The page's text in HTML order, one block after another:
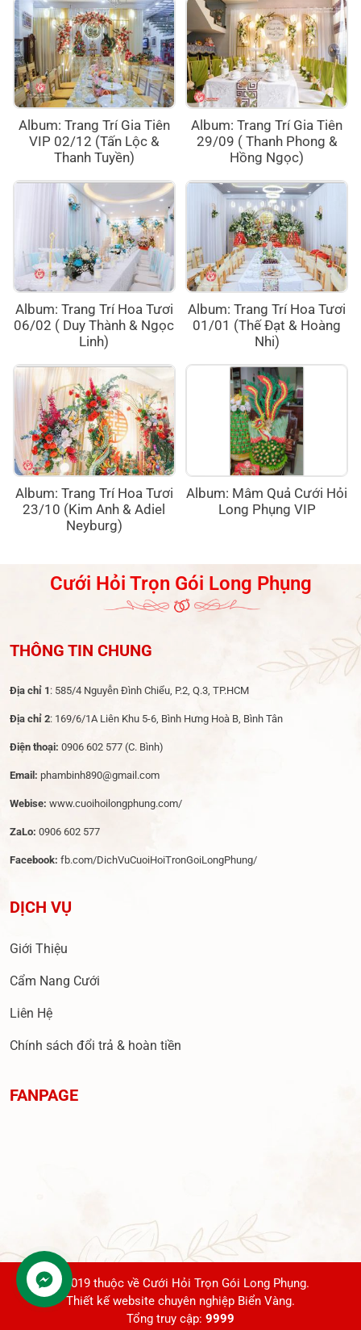
Album: Trang Trí Gia Tiên
VIP 02/12 (Tấn Lộc &
Thanh Tuyền)
Album: Trang Trí Gia Tiên
29/09 ( Thanh Phong &
Hồng Ngọc)
Album: Trang Trí Hoa Tươi
06/02 ( Duy Thành & Ngọc
Linh)
Album: Trang Trí Hoa Tươi
01/01 (Thế Đạt & Hoàng
Nhi)
Album: Trang Trí Hoa Tươi
23/10 (Kim Anh & Adiel
Neyburg)
Album: Mâm Quả Cưới Hỏi
Long Phụng VIP
Cưới Hỏi Trọn Gói Long Phụng
THÔNG TIN CHUNG
Địa chỉ 1 : 585/4 Nguyễn Đình Chiểu, P.2, Q.3, TP.HCM
Địa chỉ 2: 169/6/1A Liên Khu 5-6, Bình Hưng Hoà B, Bình Tân
Điện thoại: 0906 602 577 (C. Bình)
Email: phambinh890@gmail.com
Webise: www.cuoihoilongphung.com/
ZaLo: 0906 602 577
Facebook: fb.com/DichVuCuoiHoiTronGoiLongPhung/
DỊCH VỤ
Giới Thiệu
Cẩm Nang Cưới
Liên Hệ
Chính sách đổi trả & hoàn tiền
FANPAGE
© 2019 thuộc về Cưới Hỏi Trọn Gói Long Phụng.
Thiết kế website chuyên nghiệp Biển Vàng.
Tổng truy cập: 9999